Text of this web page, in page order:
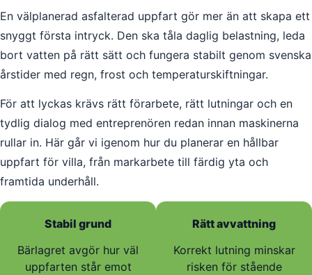
En välplanerad asfalterad uppfart gör mer än att skapa ett
snyggt första intryck. Den ska tåla daglig belastning, leda
bort vatten på rätt sätt och fungera stabilt genom svenska
årstider med regn, frost och temperaturskiftningar.
För att lyckas krävs rätt förarbete, rätt lutningar och en
tydlig dialog med entreprenören redan innan maskinerna
rullar in. Här går vi igenom hur du planerar en hållbar
uppfart för villa, från markarbete till färdig yta och
framtida underhåll.
Stabil grund
Bärlagret avgör hur väl
uppfarten står emot
Rätt avvattning
Korrekt lutning minskar
risken för stående